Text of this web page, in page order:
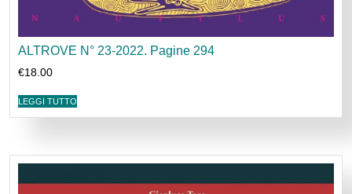
ALTROVE N° 23-2022. Pagine 294
€18.00
LEGGI TUTTO